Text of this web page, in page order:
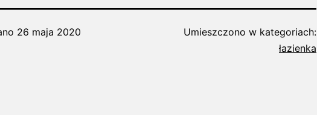
26 maja 2020
Umieszczono w kategoriach:
łazienka